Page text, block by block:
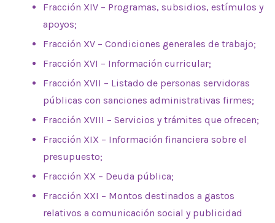
Fracción XIV – Programas, subsidios, estímulos y
apoyos;
Fracción XV – Condiciones generales de trabajo;
Fracción XVI – Información curricular;
Fracción XVII – Listado de personas servidoras
públicas con sanciones administrativas firmes;
Fracción XVIII – Servicios y trámites que ofrecen;
Fracción XIX – Información financiera sobre el
presupuesto;
Fracción XX – Deuda pública;
Fracción XXI – Montos destinados a gastos
relativos a comunicación social y publicidad